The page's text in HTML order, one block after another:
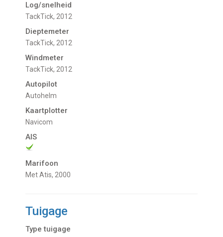
Log/snelheid
TackTick, 2012
Dieptemeter
TackTick, 2012
Windmeter
TackTick, 2012
Autopilot
Autohelm
Kaartplotter
Navicom
AIS
Marifoon
Met Atis, 2000
Tuigage
Type tuigage